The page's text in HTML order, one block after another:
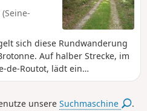
sich diese Rundwanderung
Auf halber Strecke, im
de-Routot, lädt ein
Kirche, tausendjährigen
unsereSuchmaschine .